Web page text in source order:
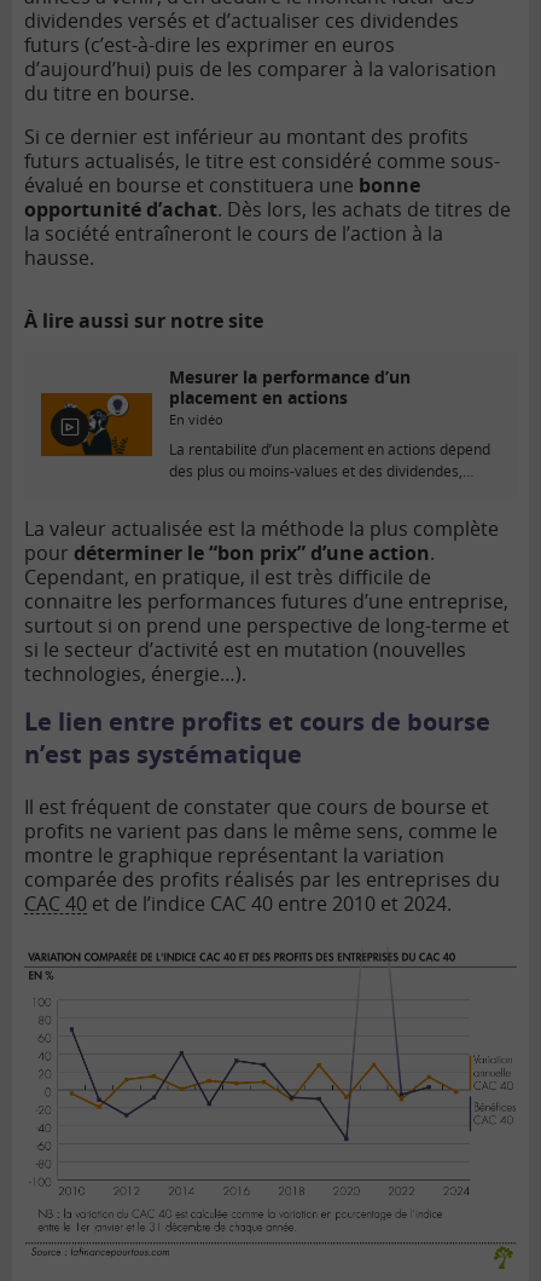
dividendes versés et d’actualiser ces dividendes
futurs (c’est-à-dire les exprimer en euros
d’aujourd’hui) puis de les comparer à la valorisation
du titre en bourse.
Si ce dernier est inférieur au montant des profits
futurs actualisés, le titre est considéré comme sous-
évalué en bourse et constituera une bonne
opportunité d’achat. Dès lors, les achats de titres de
la société entraîneront le cours de l’action à la
hausse.
À lire aussi sur notre site
E
n
d
é
o
Mesurer la performance d’un
placement en actions
En vidéo
La rentabilité d’un placement en actions dépend
des plus ou moins-values et des dividendes,
La valeur actualisée est la méthode la plus complète
pour déterminer le “bon prix” d’une action.
Cependant, en pratique, il est très difficile de
connaitre les performances futures d’une entreprise,
surtout si on prend une perspective de long-terme et
si le secteur d’activité est en mutation (nouvelles
technologies, énergie…).
Le lien entre profits et cours de bourse
n’est pas systématique
Il est fréquent de constater que cours de bourse et
profits ne varient pas dans le même sens, comme le
montre le graphique représentant la variation
comparée des profits réalisés par les entreprises du
CAC 40 et de l’indice CAC 40 entre 2010 et 2024.